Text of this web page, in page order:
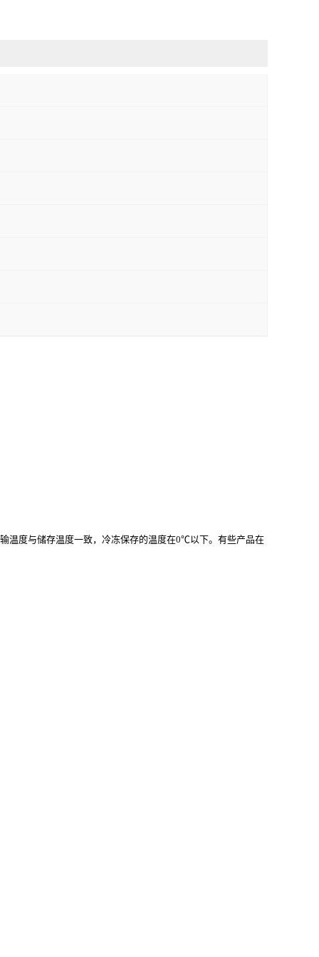
度与储存温度一致，冷冻保存的温度在0℃以下。有些产品在